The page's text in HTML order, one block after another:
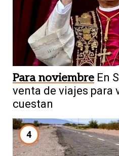
Para noviembre En
venta de viajes para
cuestan
4